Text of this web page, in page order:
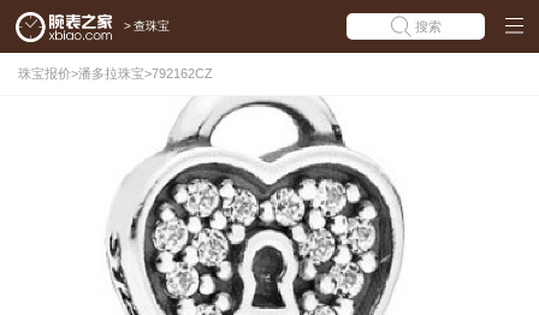
> 查珠宝 搜索
珠宝报价>潘多拉珠宝>792162CZ